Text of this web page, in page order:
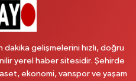
dakika gelişmelerini hızlı, doğru
yerel haber sitesidir. Şehirde
ekonomi, vanspor ve yaşam